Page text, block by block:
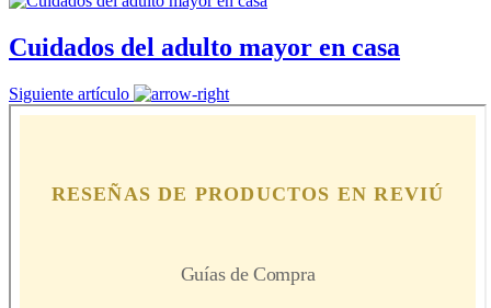
Cuidados del adulto mayor en casa
Siguiente artículo